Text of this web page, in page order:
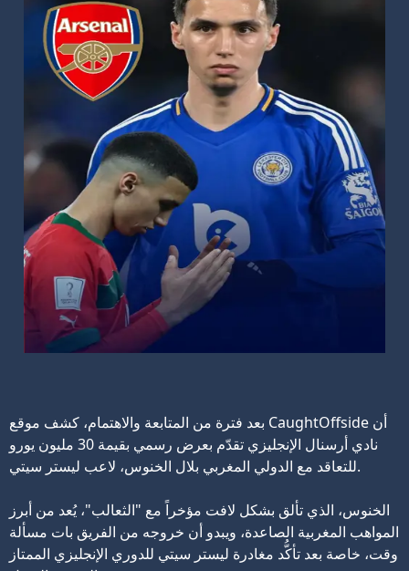
بعد فترة من المتابعة والاهتمام، كشف موقع CaughtOffside أن
نادي أرسنال الإنجليزي تقدّم بعرض رسمي بقيمة 30 مليون يورو
للتعاقد مع الدولي المغربي بلال الخنوس، لاعب ليستر سيتي.
الخنوس، الذي تألق بشكل لافت مؤخراً مع "الثعالب"، يُعد من أبرز
المواهب المغربية الصاعدة، ويبدو أن خروجه من الفريق بات مسألة
وقت، خاصة بعد تأكُّد مغادرة ليستر سيتي للدوري الإنجليزي الممتاز